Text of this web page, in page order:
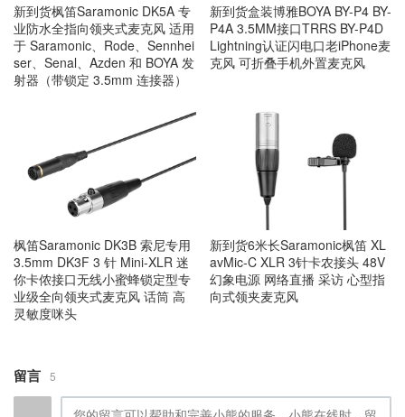
新到货枫笛Saramonic DK5A 专
业防水全指向领夹式麦克风 适用
于 Saramonic、Rode、Sennhei
ser、Senal、Azden 和 BOYA 发
射器（带锁定 3.5mm 连接器）
新到货盒装博雅BOYA BY-P4 BY-
P4A 3.5MM接口TRRS BY-P4D
Lightning认证闪电口老iPhone麦
克风 可折叠手机外置麦克风
枫笛Saramonic DK3B 索尼专用
3.5mm DK3F 3 针 Mini-XLR 迷
你卡侬接口无线小蜜蜂锁定型专
业级全向领夹式麦克风 话筒 高
灵敏度咪头
新到货6米长Saramonic枫笛 XL
avMic-C XLR 3针卡农接头 48V
幻象电源 网络直播 采访 心型指
向式领夹麦克风
留言 5